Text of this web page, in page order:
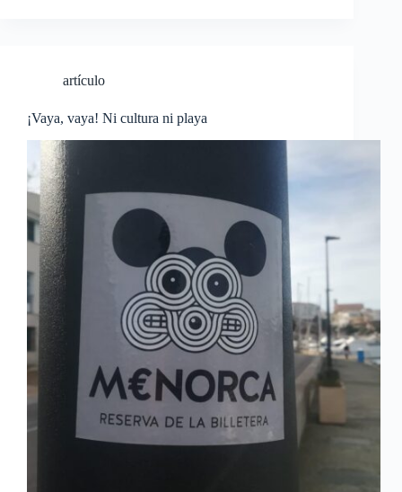
artículo
¡Vaya, vaya! Ni cultura ni playa